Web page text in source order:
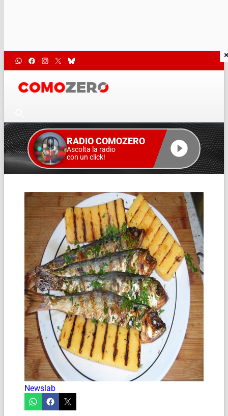
RADIO COMOZERO
Ascolta la radio
con un click!
Newslab